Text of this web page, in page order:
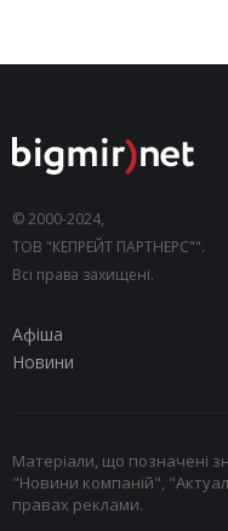
© 2000-2024,
ТОВ "КЕПРЕЙТ ПАРТНЕРС"".
Всі права захищені.
Афіша
Новини
Матеріали, що позначені
"Новини компаній",
правах реклами.